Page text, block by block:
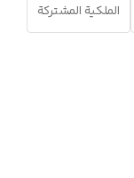
الملكية المشتركة